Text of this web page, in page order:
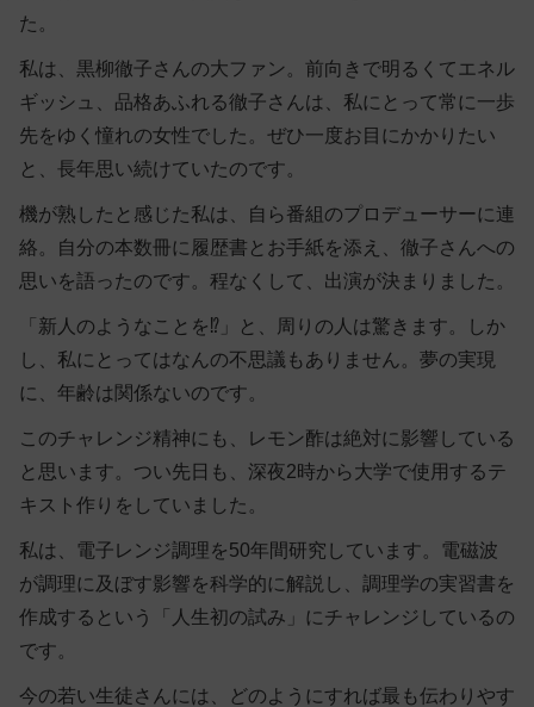
た。
私は、黒柳徹子さんの大ファン。前向きで明るくてエネル
ギッシュ、品格あふれる徹子さんは、私にとって常に一歩
先をゆく憧れの女性でした。ぜひ一度お目にかかりたい
と、長年思い続けていたのです。
機が熟したと感じた私は、自ら番組のプロデューサーに連
絡。自分の本数冊に履歴書とお手紙を添え、徹子さんへの
思いを語ったのです。程なくして、出演が決まりました。
「新人のようなことを⁉」と、周りの人は驚きます。しか
し、私にとってはなんの不思議もありません。夢の実現
に、年齢は関係ないのです。
このチャレンジ精神にも、レモン酢は絶対に影響している
と思います。つい先日も、深夜2時から大学で使用するテ
キスト作りをしていました。
私は、電子レンジ調理を50年間研究しています。電磁波
が調理に及ぼす影響を科学的に解説し、調理学の実習書を
作成するという「人生初の試み」にチャレンジしているの
です。
今の若い生徒さんには、どのようにすれば最も伝わりやす